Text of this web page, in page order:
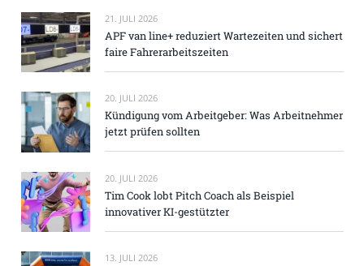
21. JULI 2026
APF van line+ reduziert Wartezeiten und sichert
faire Fahrerarbeitszeiten
20. JULI 2026
Kündigung vom Arbeitgeber: Was Arbeitnehmer
jetzt prüfen sollten
20. JULI 2026
Tim Cook lobt Pitch Coach als Beispiel
innovativer KI-gestützter
13. JULI 2026